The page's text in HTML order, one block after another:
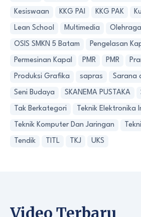
Kesiswaan KKG PAI KKG PAK
Lean School Multimedia Olehraga
OSIS SMKN 5 Batam Pengelasan
Permesinan Kapal PMR PMR
Produksi Grafika sapras Sarana
Seni Budaya SKANEMA PUSTAKA
Tak Berkategori Teknik Elektronika
Teknik Komputer Dan Jaringan
Tendik TITL TKJ UKS
Video Terbaru